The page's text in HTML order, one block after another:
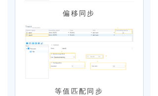
偏移同步
等值匹配同步